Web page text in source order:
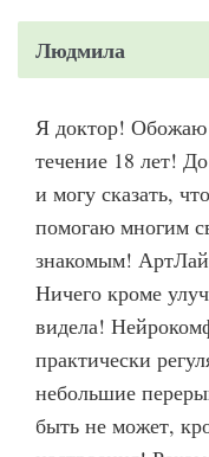
Людмила
Я доктор!
течение 18 лет!
и могу сказать,
помогаю многим
знакомым!
Ничего кроме
видела!
практически
небольшие
быть не может,